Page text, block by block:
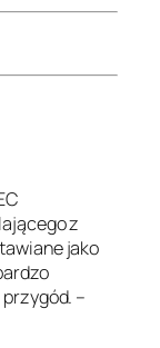
z
jako
–